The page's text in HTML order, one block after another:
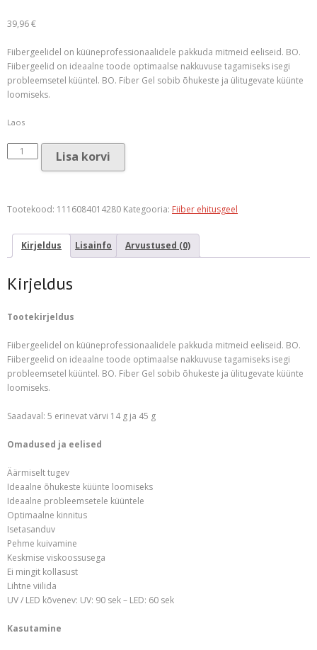
39,96€
Fiibergeelidel on küüneprofessionaalidele pakkuda mitmeid eeliseid. BO.
Fiibergeelid on ideaalne toode optimaalse nakkuvuse tagamiseks isegi
probleemsetel küüntel. BO. Fiber Gel sobib õhukeste ja ülitugevate küünte
loomiseks.
Laos
BO.NAIL
Fiber
Pink
G)
kogus
Lisa korvi
Tootekood: 1116084014280 Kategooria: Fiiber ehitusgeel
Kirjeldus Lisainfo Arvustused (0)
Kirjeldus
Tootekirjeldus
Fiibergeelidel on küüneprofessionaalidele pakkuda mitmeid eeliseid. BO.
Fiibergeelid on ideaalne toode optimaalse nakkuvuse tagamiseks isegi
probleemsetel küüntel. BO. Fiber Gel sobib õhukeste ja ülitugevate küünte
loomiseks.
Saadaval: 5 erinevat värvi 14 g ja 45 g
Omadused ja eelised
Äärmiselt tugev
Ideaalne õhukeste küünte loomiseks
Ideaalne probleemsetele küüntele
Optimaalne kinnitus
Isetasanduv
Pehme kuivamine
Keskmise viskoossusega
Ei mingit kollasust
Lihtne viilida
UV / LED kõvenev: UV: 90 sek – LED: 60 sek
Kasutamine